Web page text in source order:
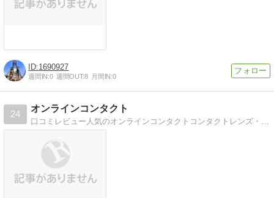
1690927
週間IN:0 週間OUT:8 月間IN:0
24
オンラインコンタクト
口コミレビュー人気のオンラインコンタクトコンタクトレンズ・カラコンユーザー必見！！芸能人や読モ愛用のカラコン情報